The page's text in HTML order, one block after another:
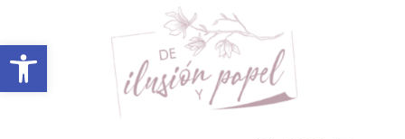
Abrir barra de herramientas